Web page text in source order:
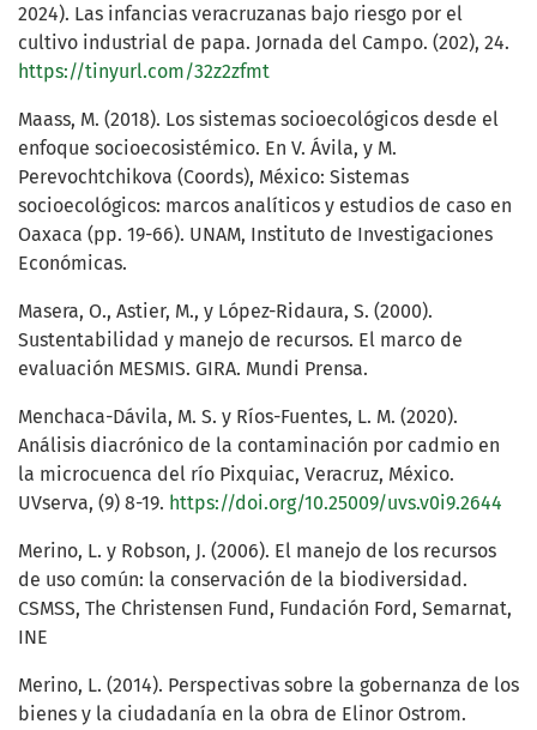
2024). Las infancias veracruzanas bajo riesgo por el
cultivo industrial de papa. Jornada del Campo. (202), 24.
https://tinyurl.com/32z2zfmt
Maass, M. (2018). Los sistemas socioecológicos desde el
enfoque socioecosistémico. En V. Ávila, y M.
Perevochtchikova (Coords), México: Sistemas
socioecológicos: marcos analíticos y estudios de caso en
Oaxaca (pp. 19-66). UNAM, Instituto de Investigaciones
Económicas.
Masera, O., Astier, M., y López-Ridaura, S. (2000).
Sustentabilidad y manejo de recursos. El marco de
evaluación MESMIS. GIRA. Mundi Prensa.
Menchaca-Dávila, M. S. y Ríos-Fuentes, L. M. (2020).
Análisis diacrónico de la contaminación por cadmio en
la microcuenca del río Pixquiac, Veracruz, México.
UVserva, (9) 8-19. https://doi.org/10.25009/uvs.v0i9.2644
Merino, L. y Robson, J. (2006). El manejo de los recursos
de uso común: la conservación de la biodiversidad.
CSMSS, The Christensen Fund, Fundación Ford, Semarnat,
INE
Merino, L. (2014). Perspectivas sobre la gobernanza de los
bienes y la ciudadanía en la obra de Elinor Ostrom.